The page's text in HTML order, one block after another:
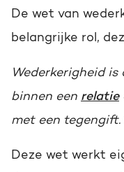
De wet van
belangrijke rol,
Wederkerigheid
binnen een relatie
met een tegengift.
Deze wet werkt